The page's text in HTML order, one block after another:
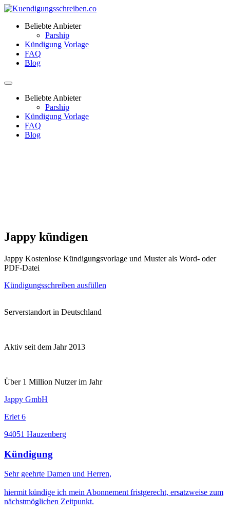
Beliebte Anbieter
Parship
Kündigung Vorlage
FAQ
Blog
Beliebte Anbieter
Parship
Kündigung Vorlage
FAQ
Blog
Jappy kündigen
Jappy Kostenlose Kündigungsvorlage und Muster als Word- oder
PDF-Datei
Kündigungsschreiben ausfüllen
Serverstandort in Deutschland
Aktiv seit dem Jahr 2013
Über 1 Million Nutzer im Jahr
Jappy GmbH
Erlet 6
94051 Hauzenberg
Kündigung
Sehr geehrte Damen und Herren,
hiermit kündige ich mein Abonnement fristgerecht, ersatzweise zum
nächstmöglichen Zeitpunkt.